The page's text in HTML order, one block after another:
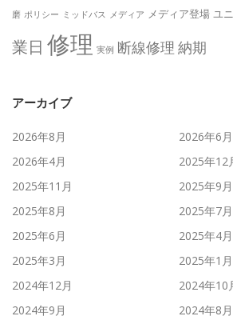
磨 ポリシー ミッドバス メディア メディア登場 ユ
業日 修理 実例 断線修理 納期
アーカイブ
2026年8月
2026年6月
2026年4月
2025年12
2025年11月
2025年9月
2025年8月
2025年7月
2025年6月
2025年4月
2025年3月
2025年1月
2024年12月
2024年10
2024年9月
2024年8月